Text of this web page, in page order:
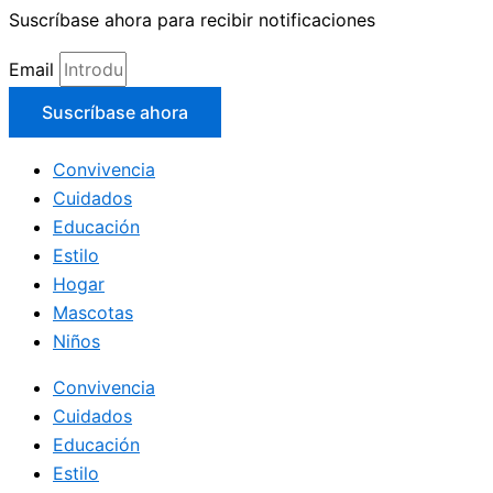
Suscríbase ahora para recibir notificaciones
Email
Suscríbase ahora
Convivencia
Cuidados
Educación
Estilo
Hogar
Mascotas
Niños
Convivencia
Cuidados
Educación
Estilo